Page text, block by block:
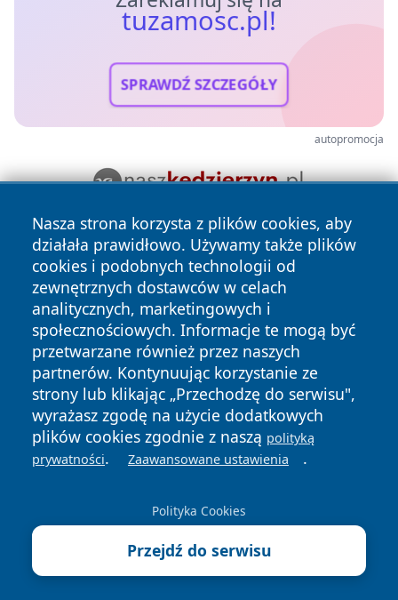
tuzamosc.pl!
SPRAWDŹ SZCZEGÓŁY
autopromocja
Nasza strona korzysta z plików cookies, aby
działała prawidłowo. Używamy także plików
cookies i podobnych technologii od
zewnętrznych dostawców w celach
analitycznych, marketingowych i
społecznościowych. Informacje te mogą być
przetwarzane również przez naszych
partnerów. Kontynuując korzystanie ze
strony lub klikając „Przechodzę do serwisu",
wyrażasz zgodę na użycie dodatkowych
plików cookies zgodnie z naszą polityką
prywatności. Zaawansowane ustawienia .
Polityka Cookies
Przejdź do serwisu
Copyright © 2026 tuzamosc.pl Wszystkie prawa zastrzeżone.
News Autorzy
Polityka
Prywatności
Polityka
Cookies